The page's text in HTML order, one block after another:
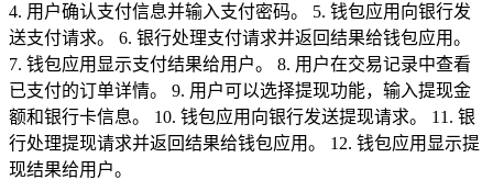
4. 用户确认支付信息并输入支付密码。 5. 钱包应用向银行发
送支付请求。 6. 银行处理支付请求并返回结果给钱包应用。
7. 钱包应用显示支付结果给用户。 8. 用户在交易记录中查看
已支付的订单详情。 9. 用户可以选择提现功能，输入提现金
额和银行卡信息。 10. 钱包应用向银行发送提现请求。 11. 银
行处理提现请求并返回结果给钱包应用。 12. 钱包应用显示提
现结果给用户。